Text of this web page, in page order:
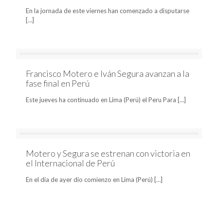
En la jornada de este viernes han comenzado a disputarse
[…]
Francisco Motero e Iván Segura avanzan a la
fase final en Perú
Este jueves ha continuado en Lima (Perú) el Peru Para […]
Motero y Segura se estrenan con victoria en
el Internacional de Perú
En el día de ayer dio comienzo en Lima (Perú) […]